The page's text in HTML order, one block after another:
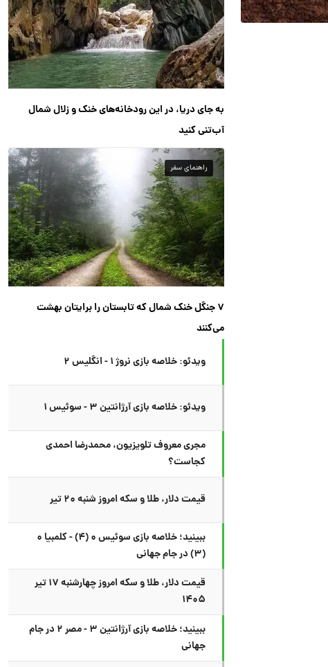
به جای دریا، در این رودخانه‌های خنک و زلال شمال
آب‌تنی کنید
راهنمای سفر
۷ جنگل خنک شمال که تابستان را برایتان بهشت
می‌کنند
ویدئو: خلاصه بازی نروژ ۱ - انگلیس ۲
ویدئو: خلاصه بازی آرژانتین ۳ - سوئیس ۱
مجری معروف تلویزیون، محمدرضا احمدی
کجاست؟
قیمت دلار، طلا و سکه امروز شنبه ۲۰ تیر
ببینید؛ خلاصه بازی سوئیس ۰ (۴) - کلمبیا ۰
(۳) در جام جهانی
قیمت دلار، طلا و سکه امروز چهارشنبه ۱۷ تیر
۱۴۰۵
ببینید؛ خلاصه بازی آرژانتین ۳ - مصر ۲ در جام
جهانی